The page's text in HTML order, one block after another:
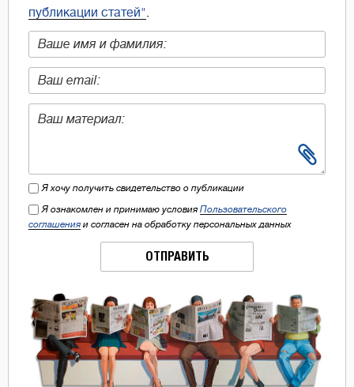
публикации статей"
Я хочу получить свидетельство о публикации
Я ознакомлен и принимаю условия Пользовательского
соглашения и согласен на обработку персональных данных
ОТПРАВИТЬ